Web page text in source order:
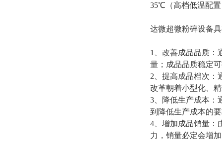
35℃ （高档低温配置
达微超微粉碎设备
1
、改善成品品质
量；成品品质稳定
2 、提高成品档次
改革朝着小型化、
3 、降低生产成本
到降低生产成本的
4 、增加成品销量
力，销量必定会增